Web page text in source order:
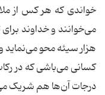
خواندی که هر کس از
می‌خوانند و خداوند
هزار سیئه محو می‌نماید و
کسانی می‌باشی که در
درجات آن‌ها هم شریک